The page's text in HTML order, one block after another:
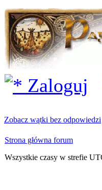
Zaloguj
Zobacz wątki bez odpowiedzi
Strona główna forum
Wszystkie czasy w strefie